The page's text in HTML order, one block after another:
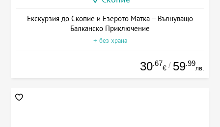
Екскурзия до Скопие и Езерото Матка – Вълнуващо
Балканско Приключение
+ без храна
30.67
€ / 59.99
лв.